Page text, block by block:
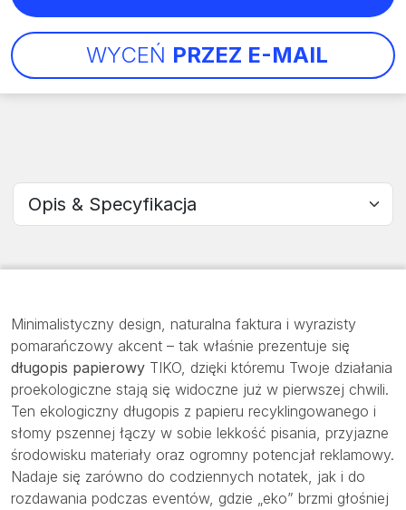
Minimalistyczny design, naturalna faktura i wyrazisty
pomarańczowy akcent – tak właśnie prezentuje się
długopis papierowy TIKO, dzięki któremu Twoje działania
proekologiczne stają się widoczne już w pierwszej chwili.
Ten ekologiczny długopis z papieru recyklingowanego i
słomy pszennej łączy w sobie lekkość pisania, przyjazne
środowisku materiały oraz ogromny potencjał reklamowy.
Nadaje się zarówno do codziennych notatek, jak i do
rozdawania podczas eventów, gdzie „eko” brzmi głośniej
Wybierz sekcję
WYCEŃ PRZEZ E-MAIL